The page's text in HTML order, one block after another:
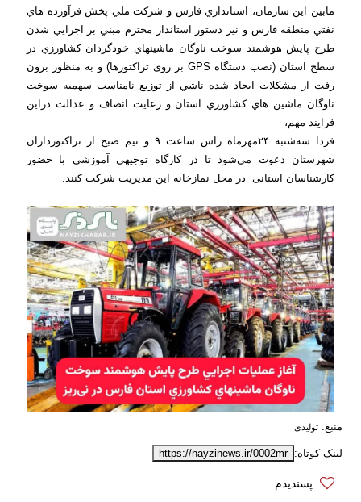
مابين اين سازمان، استانداري فارس و شركت ملي پخش فرآورده هاي
نفتي منطقه فارس و نيز دستور استاندار محترم مبني بر اجرايي شدن
طرح پايش هوشمند سوخت ناوگان ماشينهاي خودگردان كشاورزي در
سطح استان (نصب دستگاه GPS بر روی تراکتورها) و به منظور برون
رفت از مشكلات ايجاد شده ناشي از توزيع نامناسب سهميه سوخت
ناوگان ماشين هاي كشاورزي استان و رعايت انصاف و عدالت دراين
فرايند مهم،
فردا سه‌شنبه ۲۴مهرماه راس ساعت ۹ و نیم صبح از تراکتورداران
شهرستان دعوت می‌شود تا در کارگاه توجیهی آموزشی با حضور
کارشناسان استانی در محل نمازخانه این مدیریت شرکت کنند.
منبع: تولیدی
لینک کوتاه: https://nayzinews.ir/0002mr